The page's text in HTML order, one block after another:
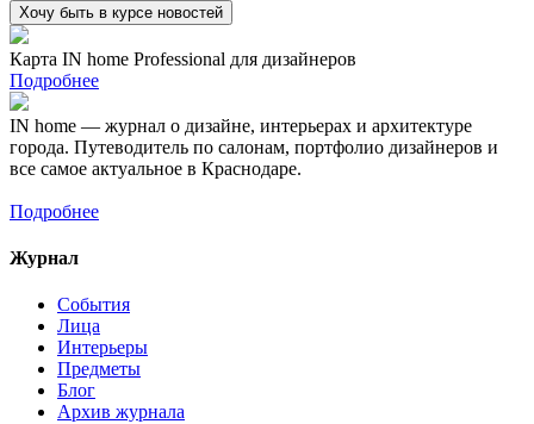
Карта IN home Professional для дизайнеров
Подробнее
IN home — журнал о дизайне, интерьерах и архитектуре
города. Путеводитель по салонам, портфолио дизайнеров и
все самое актуальное в Краснодаре.
Подробнее
Журнал
События
Лица
Интерьеры
Предметы
Блог
Архив журнала